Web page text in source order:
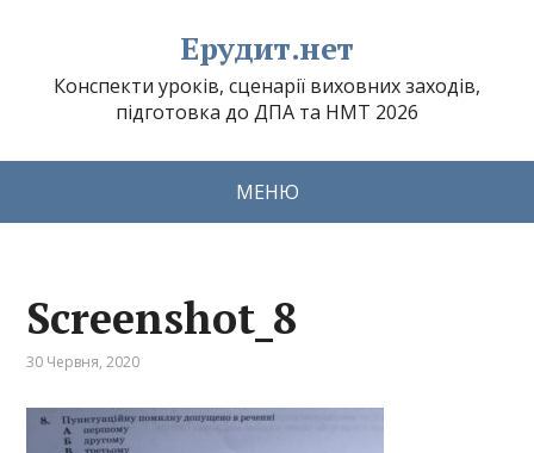
Ерудит.нет
Конспекти уроків, сценарії виховних заходів,
підготовка до ДПА та НМТ 2026
МЕНЮ
Screenshot_8
30 Червня, 2020